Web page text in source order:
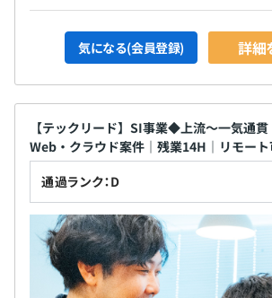
気になる(会員登録) 詳細
【テックリード】SI事業◆上流～一気通
Web・クラウド案件｜残業14H｜リモー
通過ランク：D